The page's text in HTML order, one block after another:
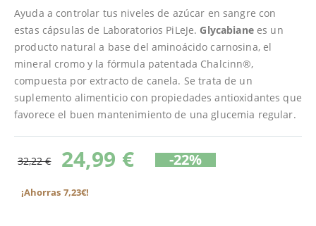
galería
de
imágenes
Ayuda a controlar tus niveles de azúcar en sangre con
estas cápsulas de Laboratorios PiLeJe. Glycabianees un
producto natural a base del aminoácido carnosina, el
mineral cromo y la fórmula patentada Chalcinn®,
compuesta por extracto de canela. Se trata de un
suplemento alimenticio con propiedades antioxidantes que
favorece el buen mantenimiento de una glucemia regular.
32,22 € 24,99 € -22%
¡Ahorras 7,23€!